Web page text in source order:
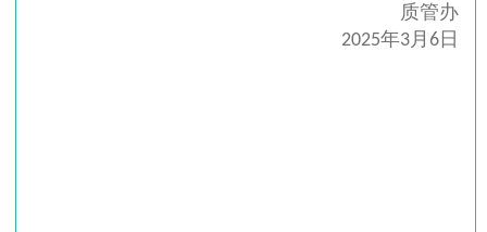
质管办
2025年3月6日